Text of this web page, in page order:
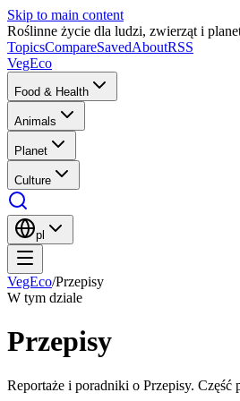
Skip to main content
Roślinne życie dla ludzi, zwierząt i
TopicsCompareSavedAboutRSS
VegEco
Food & Health
Animals
Planet
Culture
pl
VegEco/Przepisy
W tym dziale
Przepisy
Reportaże i poradniki o Przepisy.